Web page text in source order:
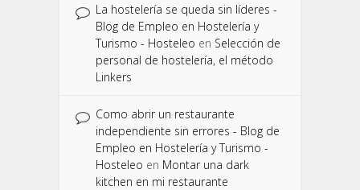
La hostelería se queda sin líderes -
Blog de Empleo en Hostelería y
Turismo - Hosteleo en Selección de
personal de hostelería, el método
Linkers
Como abrir un restaurante
independiente sin errores - Blog de
Empleo en Hostelería y Turismo -
Hosteleo en Montar una dark
kitchen en mi restaurante